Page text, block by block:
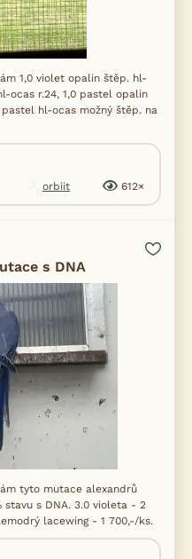
1,0 violet opalin štěp. hl-
ocas r.24, 1,0 pastel opalin
hl-ocas možný štěp. na
orbiit 612×
s DNA
tyto mutace alexandrů
stavu s DNA. 3.0 violeta - 2
lacewing - 1 700,-/ks.